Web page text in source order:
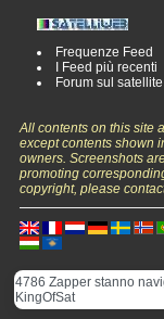
Frequenze Feed
I Feed più recenti
Forum sul satellite
All contents on this site
except contents shown
owners. Screenshots
promoting
copyright, please
4786 Zapper stanno
KingOfSat